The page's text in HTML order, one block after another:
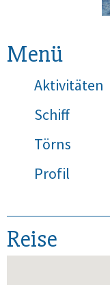
Menü
Aktivitäten
Schiff
Törns
Profil
Reise